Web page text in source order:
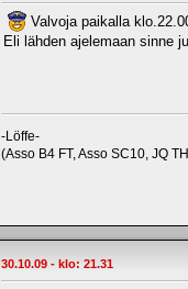
Valvoja paikalla
Eli lähden ajelemaan sinne
-Löffe-
(Asso B4 FT, Asso SC10, JQ
30.10.09 - klo: 21.31